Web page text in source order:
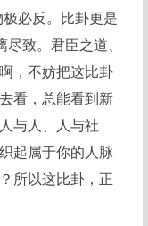
必反。比卦更是
尽致。君臣之道、
，不妨把这比卦
看，总能看到新
与人、人与社
起属于你的人脉
所以这比卦，正